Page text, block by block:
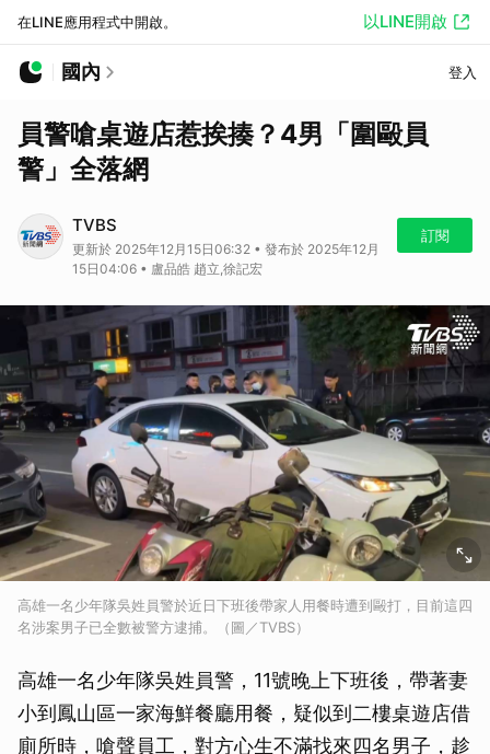
在LINE應用程式中開啟。 以LINE開啟
國內 登入
員警嗆桌遊店惹挨揍？4男「圍毆員
警」全落網
TVBS
更新於 2025年12月15日06:32 • 發布於 2025年12月
15日04:06 • 盧品皓 趙立,徐記宏
訂閱
高雄一名少年隊吳姓員警於近日下班後帶家人用餐時遭到毆打，目前這四
名涉案男子已全數被警方逮捕。（圖／TVBS）
高雄一名少年隊吳姓員警，11號晚上下班後，帶著妻
小到鳳山區一家海鮮餐廳用餐，疑似到二樓桌遊店借
廁所時，嗆聲員工，對方心生不滿找來四名男子，趁